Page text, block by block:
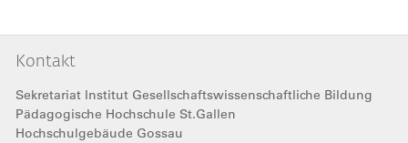
Kontakt
Sekretariat Institut Gesellschaftswissenschaftliche Bildung
Pädagogische Hochschule St.Gallen
Hochschulgebäude Gossau